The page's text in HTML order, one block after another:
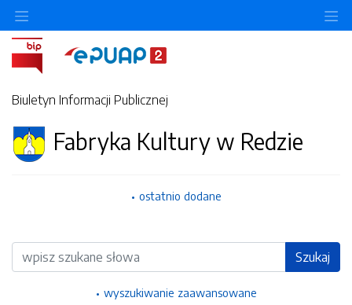
Biuletyn Informacji Publicznej
Fabryka Kultury w Redzie
ostatnio dodane
Wyszukiwarka Szukaj
wyszukiwanie zaawansowane